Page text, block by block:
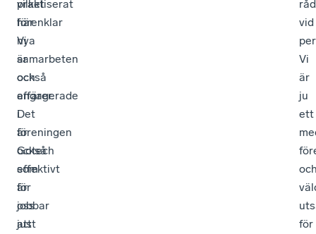
vilket
förenklar
nya
samarbeten
och
affärer.
Det
är
också
effektivt
för
oss
att
praktiserat
här.
Vi
är
också
engagerade
i
föreningen
Gotech
som
är
jobbar
just
vid
Vi
är
ju
ett
för